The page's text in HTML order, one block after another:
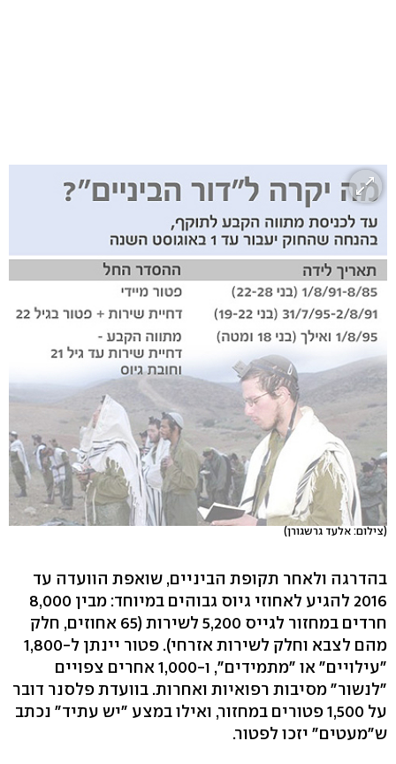
(צילום: אלעד גרשגורן)
בהדרגה ולאחר תקופת הביניים, שואפת הוועדה עד
2016 להגיע לאחוזי גיוס גבוהים במיוחד: מבין 8,000
חרדים במחזור לגייס 5,200 לשירות (65 אחוזים, חלק
מהם לצבא וחלק לשירות אזרחי). פטור יינתן ל-1,800
"עילויים" או "מתמידים", ו-1,000 אחרים צפויים
"לנשור" מסיבות רפואיות ואחרות. בוועדת פלסנר דובר
על 1,500 פטורים במחזור, ואילו במצע "יש עתיד" נכתב
ש"מעטים" יזכו לפטור.